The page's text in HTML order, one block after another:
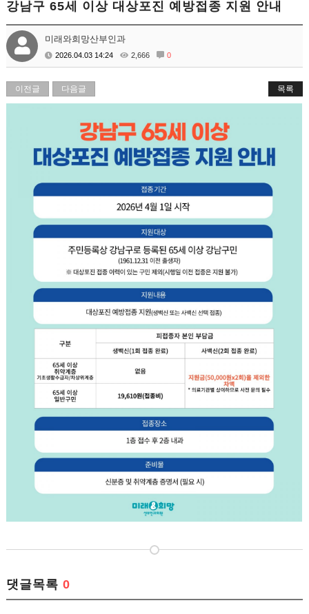
강남구 65세 이상 대상포진 예방접종 지원 안내
미래와희망산부인과
2026.04.03 14:24 2,666 0
이전글 다음글 목록
댓글목록0